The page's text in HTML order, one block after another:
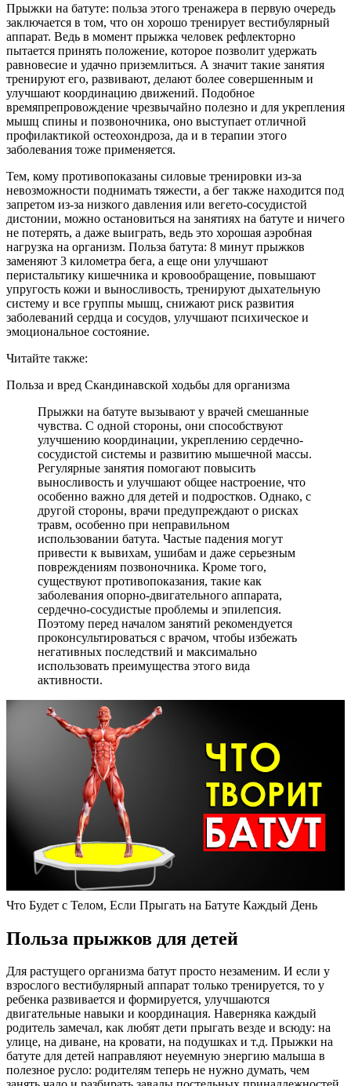
Прыжки на батуте: польза этого тренажера в первую очередь
заключается в том, что он хорошо тренирует вестибулярный
аппарат. Ведь в момент прыжка человек рефлекторно
пытается принять положение, которое позволит удержать
равновесие и удачно приземлиться. А значит такие занятия
тренируют его, развивают, делают более совершенным и
улучшают координацию движений. Подобное
времяпрепровождение чрезвычайно полезно и для укрепления
мышц спины и позвоночника, оно выступает отличной
профилактикой остеохондроза, да и в терапии этого
заболевания тоже применяется.
Тем, кому противопоказаны силовые тренировки из-за
невозможности поднимать тяжести, а бег также находится под
запретом из-за низкого давления или вегето-сосудистой
дистонии, можно остановиться на занятиях на батуте и ничего
не потерять, а даже выиграть, ведь это хорошая аэробная
нагрузка на организм. Польза батута: 8 минут прыжков
заменяют 3 километра бега, а еще они улучшают
перистальтику кишечника и кровообращение, повышают
упругость кожи и выносливость, тренируют дыхательную
систему и все группы мышц, снижают риск развития
заболеваний сердца и сосудов, улучшают психическое и
эмоциональное состояние.
Читайте также:
Польза и вред Скандинавской ходьбы для организма
Прыжки на батуте вызывают у врачей смешанные
чувства. С одной стороны, они способствуют
улучшению координации, укреплению сердечно-
сосудистой системы и развитию мышечной массы.
Регулярные занятия помогают повысить
выносливость и улучшают общее настроение, что
особенно важно для детей и подростков. Однако, с
другой стороны, врачи предупреждают о рисках
травм, особенно при неправильном
использовании батута. Частые падения могут
привести к вывихам, ушибам и даже серьезным
повреждениям позвоночника. Кроме того,
существуют противопоказания, такие как
заболевания опорно-двигательного аппарата,
сердечно-сосудистые проблемы и эпилепсия.
Поэтому перед началом занятий рекомендуется
проконсультироваться с врачом, чтобы избежать
негативных последствий и максимально
использовать преимущества этого вида
активности.
Что Будет с Телом, Если Прыгать на Батуте Каждый День
Польза прыжков для детей
Для растущего организма батут просто незаменим. И если у
взрослого вестибулярный аппарат только тренируется, то у
ребенка развивается и формируется, улучшаются
двигательные навыки и координация. Наверняка каждый
родитель замечал, как любят дети прыгать везде и всюду: на
улице, на диване, на кровати, на подушках и т.д. Прыжки на
батуте для детей направляют неуемную энергию малыша в
полезное русло: родителям теперь не нужно думать, чем